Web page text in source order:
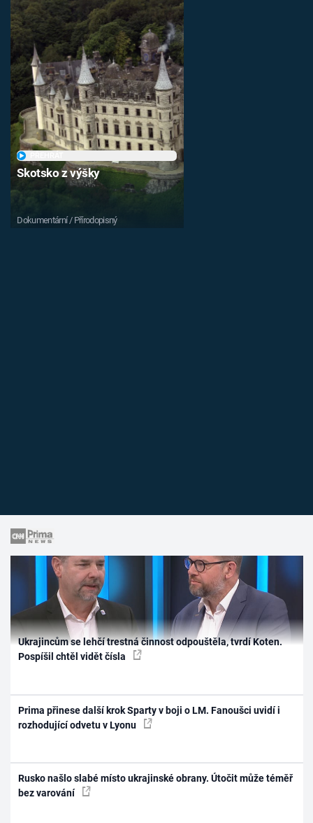
Skotsko z výšky
Dokumentární / Přírodopisný
Ukrajincům se lehčí trestná činnost odpouštěla, tvrdí Koten.
Pospíšil chtěl vidět čísla
Prima přinese další krok Sparty v boji o LM. Fanoušci uvidí i
rozhodující odvetu v Lyonu
Rusko našlo slabé místo ukrajinské obrany. Útočit může téměř
bez varování